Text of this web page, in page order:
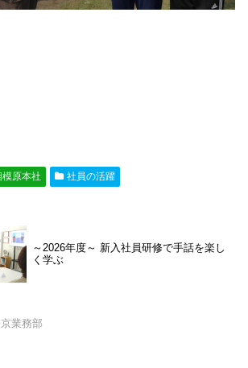
模原本社 社員の活躍
～2026年度～ 新入社員研修で手話を楽し
く学ぶ
業務部